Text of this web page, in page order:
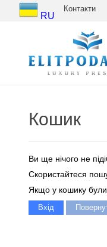
RU
Контакти
Кошик
Ви ще нічого не
Скористайтеся
Якщо у кошику були
Вхід